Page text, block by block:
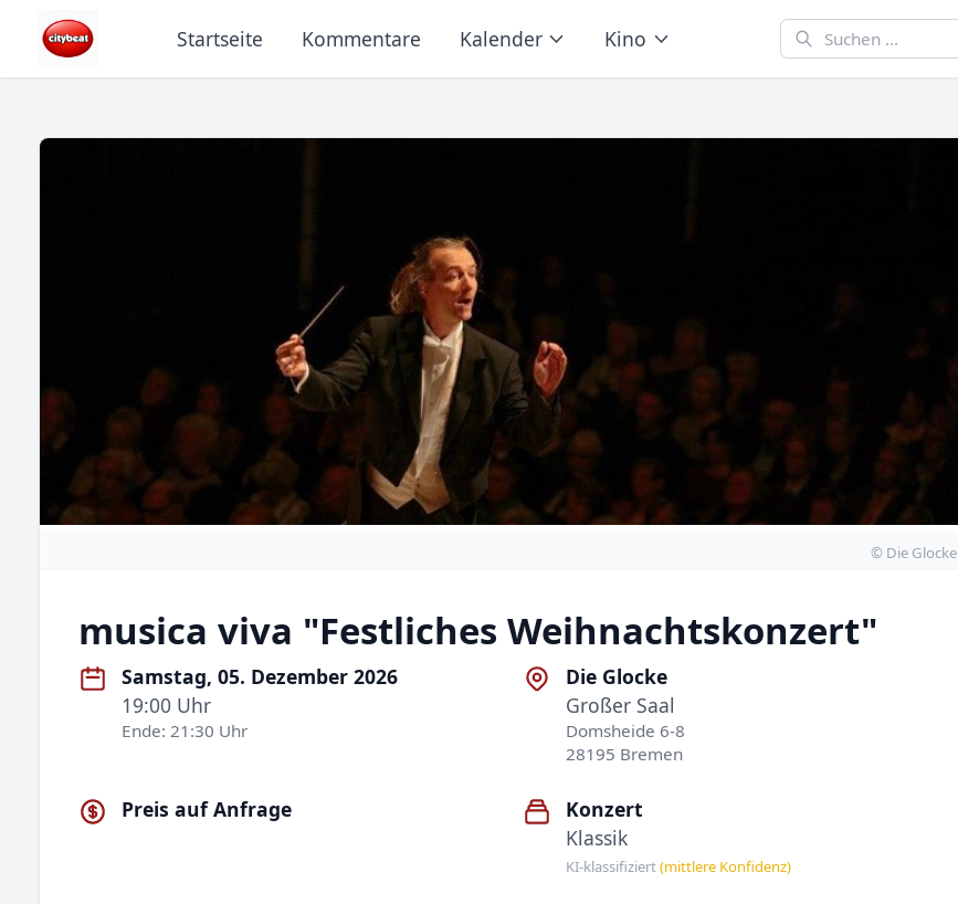
Startseite Kommentare Kalender Kino
© Die Glocke
musica viva "Festliches Weihnachtskonzert"
Samstag, 05. Dezember 2026
19:00 Uhr
Ende: 21:30 Uhr
Die Glocke
Großer Saal
Domsheide 6-8
28195 Bremen
Preis auf Anfrage
Konzert
Klassik
KI-klassifiziert(mittlere Konfidenz)